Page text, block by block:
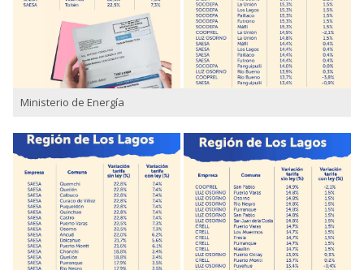
Ministerio de Energía